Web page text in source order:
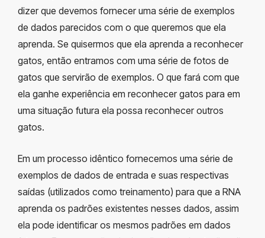
dizer que devemos fornecer uma série de exemplos
de dados parecidos com o que queremos que ela
aprenda. Se quisermos que ela aprenda a reconhecer
gatos, então entramos com uma série de fotos de
gatos que servirão de exemplos. O que fará com que
ela ganhe experiência em reconhecer gatos para em
uma situação futura ela possa reconhecer outros
gatos.
Em um processo idêntico fornecemos uma série de
exemplos de dados de entrada e suas respectivas
saídas (utilizados como treinamento) para que a RNA
aprenda os padrões existentes nesses dados, assim
ela pode identificar os mesmos padrões em dados